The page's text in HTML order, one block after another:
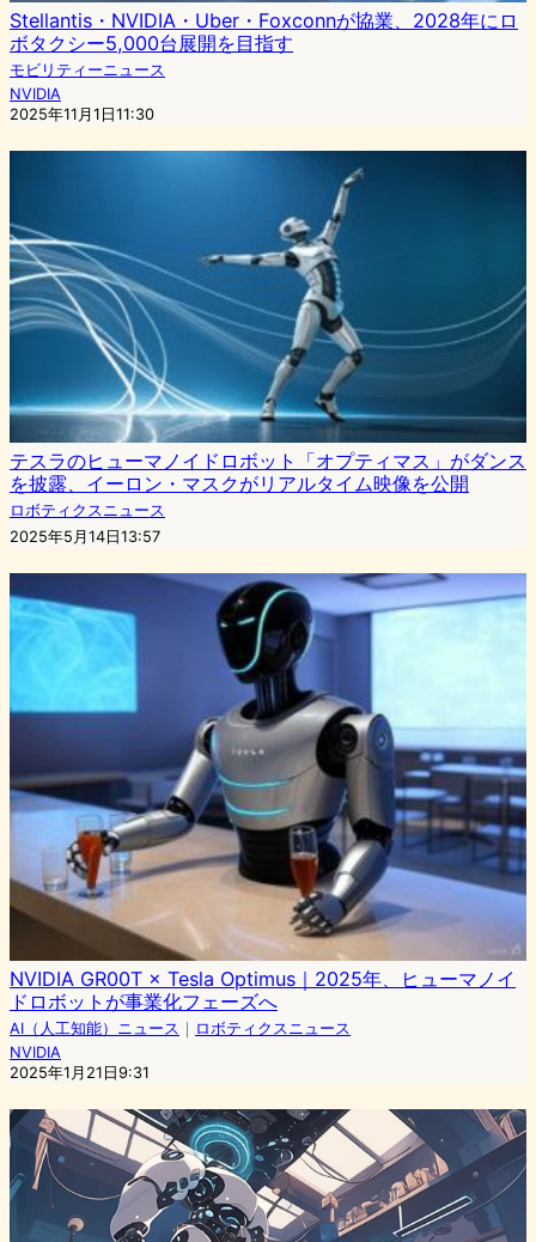
Stellantis・NVIDIA・Uber・Foxconnが協業、2028年にロ
ボタクシー5,000台展開を目指す
モビリティーニュース
NVIDIA
2025年11月1日11:30
テスラのヒューマノイドロボット「オプティマス」がダンス
を披露、イーロン・マスクがリアルタイム映像を公開
ロボティクスニュース
2025年5月14日13:57
NVIDIA GR00T × Tesla Optimus｜2025年、ヒューマノイ
ドロボットが事業化フェーズへ
AI（人工知能）ニュース ｜ ロボティクスニュース
NVIDIA
2025年1月21日9:31